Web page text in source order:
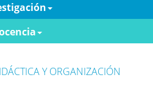
Y ORGANIZACIÓN